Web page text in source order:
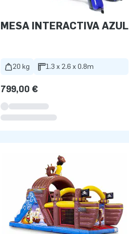
MESA INTERACTIVA AZUL
20 kg 1.3 x 2.6 x 0.8m
799,00 €